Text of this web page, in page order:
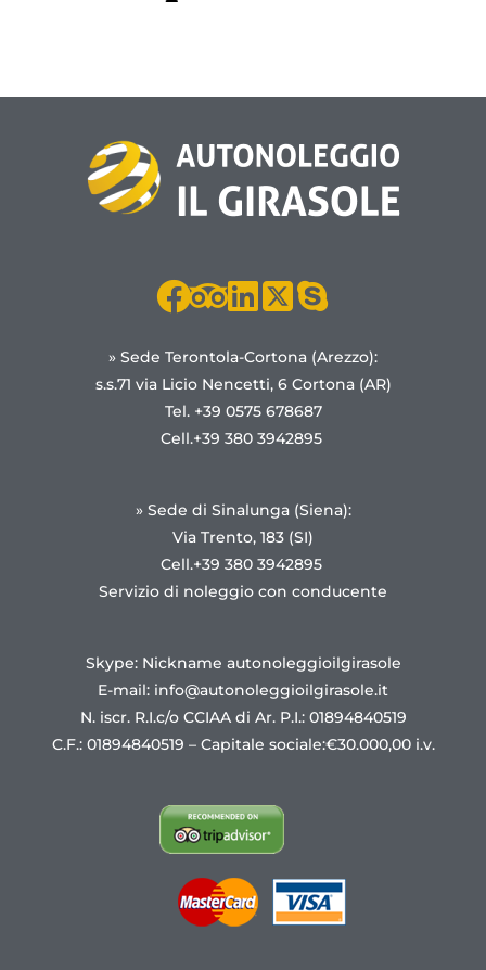
» Sede Terontola-Cortona (Arezzo):
s.s.71 via Licio Nencetti, 6 Cortona (AR)
Tel. +39 0575 678687
Cell.+39 380 3942895
» Sede di Sinalunga (Siena):
Via Trento, 183 (SI)
Cell.+39 380 3942895
Servizio di noleggio con conducente
Skype: Nickname autonoleggioilgirasole
E-mail: info@autonoleggioilgirasole.it
N. iscr. R.I.c/o CCIAA di Ar. P.I.: 01894840519
C.F.: 01894840519 – Capitale sociale:€30.000,00 i.v.